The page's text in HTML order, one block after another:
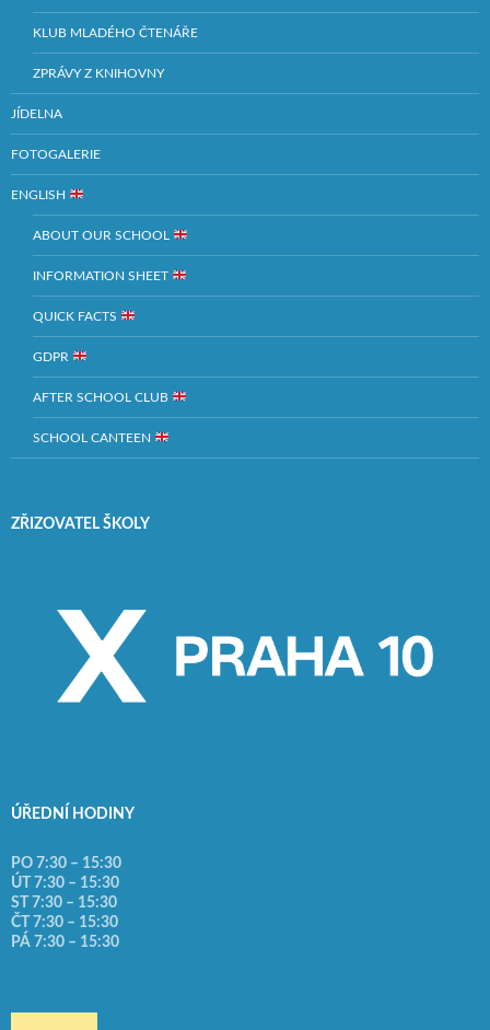
KLUB MLADÉHO ČTENÁŘE
ZPRÁVY Z KNIHOVNY
JÍDELNA
FOTOGALERIE
ENGLISH
ABOUT OUR SCHOOL
INFORMATION SHEET
QUICK FACTS
GDPR
AFTER SCHOOL CLUB
SCHOOL CANTEEN
ZŘIZOVATEL ŠKOLY
ÚŘEDNÍ HODINY
PO 7:30 – 15:30
ÚT 7:30 – 15:30
ST 7:30 – 15:30
ČT 7:30 – 15:30
PÁ 7:30 – 15:30